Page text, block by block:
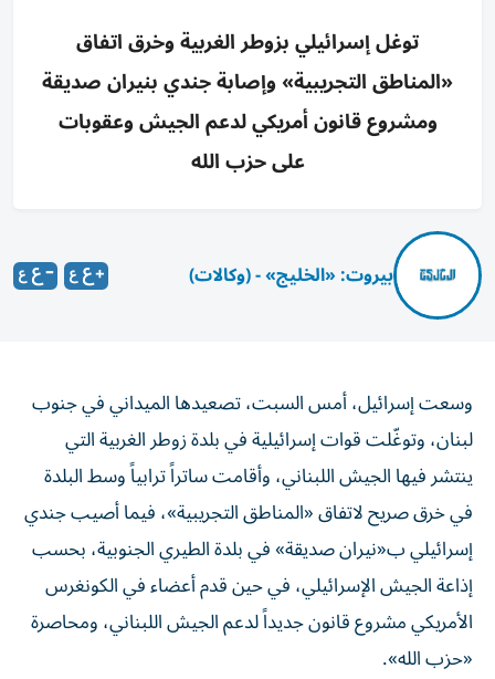
توغل إسرائيلي بزوطر الغربية وخرق اتفاق
«المناطق التجريبية» وإصابة جندي بنيران صديقة
ومشروع قانون أمريكي لدعم الجيش وعقوبات
على حزب الله
بيروت: «الخليج» - (وكالات)
وسعت إسرائيل، أمس السبت، تصعيدها الميداني في جنوب
لبنان، وتوغّلت قوات إسرائيلية في بلدة زوطر الغربية التي
ينتشر فيها الجيش اللبناني، وأقامت ساتراً ترابياً وسط البلدة
في خرق صريح لاتفاق «المناطق التجريبية»، فيما أصيب جندي
إسرائيلي ب«نيران صديقة» في بلدة الطيري الجنوبية، بحسب
إذاعة الجيش الإسرائيلي، في حين قدم أعضاء في الكونغرس
الأمريكي مشروع قانون جديداً لدعم الجيش اللبناني، ومحاصرة
«حزب الله».